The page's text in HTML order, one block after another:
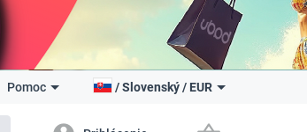
Pomoc /Slovenský/ EUR